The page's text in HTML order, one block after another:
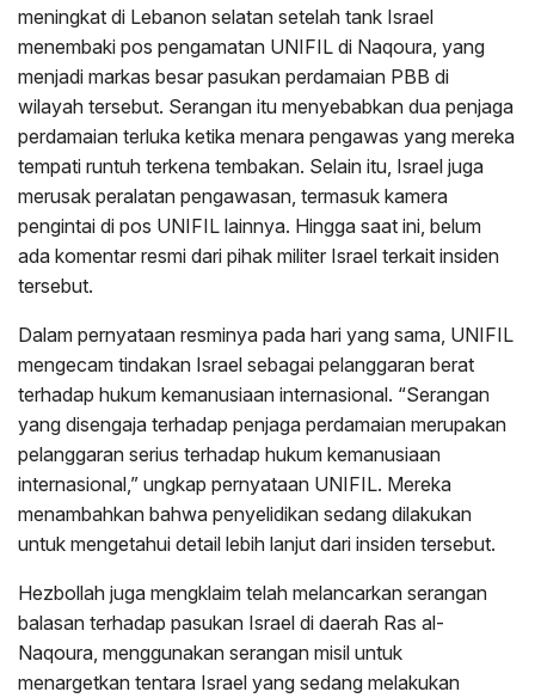
meningkat di Lebanon selatan setelah tank Israel
menembaki pos pengamatan UNIFIL di Naqoura, yang
menjadi markas besar pasukan perdamaian PBB di
wilayah tersebut. Serangan itu menyebabkan dua penjaga
perdamaian terluka ketika menara pengawas yang mereka
tempati runtuh terkena tembakan. Selain itu, Israel juga
merusak peralatan pengawasan, termasuk kamera
pengintai di pos UNIFIL lainnya. Hingga saat ini, belum
ada komentar resmi dari pihak militer Israel terkait insiden
tersebut.
Dalam pernyataan resminya pada hari yang sama, UNIFIL
mengecam tindakan Israel sebagai pelanggaran berat
terhadap hukum kemanusiaan internasional. “Serangan
yang disengaja terhadap penjaga perdamaian merupakan
pelanggaran serius terhadap hukum kemanusiaan
internasional,” ungkap pernyataan UNIFIL. Mereka
menambahkan bahwa penyelidikan sedang dilakukan
untuk mengetahui detail lebih lanjut dari insiden tersebut.
Hezbollah juga mengklaim telah melancarkan serangan
balasan terhadap pasukan Israel di daerah Ras al-
Naqoura, menggunakan serangan misil untuk
menargetkan tentara Israel yang sedang melakukan